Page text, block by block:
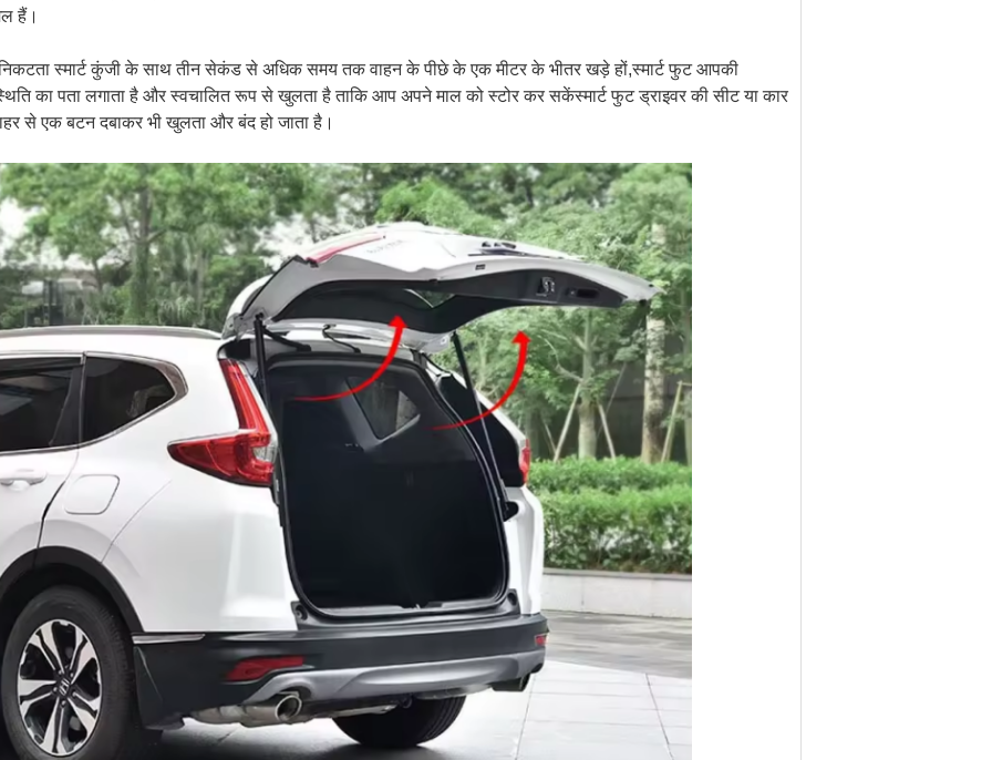
हैं।
स्मार्ट कुंजी के साथ तीन सेकंड से अधिक समय तक वाहन के पीछे के एक मीटर के भीतर खड़े हों,स्मार्ट फुट आपकी
का पता लगाता है और स्वचालित रूप से खुलता है ताकि आप अपने माल को स्टोर कर सकेंस्मार्ट फुट ड्राइवर की सीट या कार
से एक बटन दबाकर भी खुलता और बंद हो जाता है।